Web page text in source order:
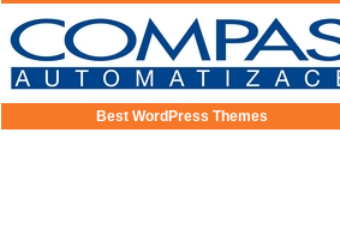
Best WordPress Themes